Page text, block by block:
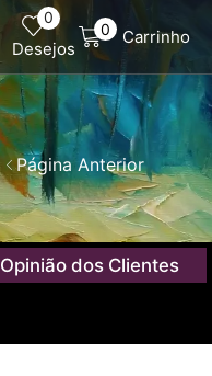
0
Desejos
0 Carrinho
Página Anterior
Opinião dos Clientes